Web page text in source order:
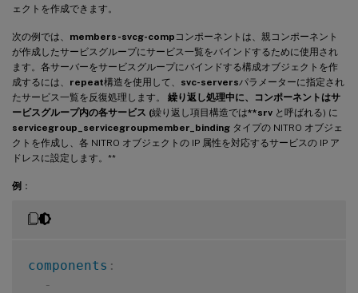
ェクトを作成できます。
次の例では、 members-svcg-comp コンポーネントは、親コンポーネント
が作成したサービスグループにサービス一覧をバインドするために使用され
ます。各サーバーをサービスグループにバインドする構成オブジェクトを作
成するには、 repeat構造を使用して、 svc-serversパラメーターに指定され
たサービス一覧を反復処理します。 繰り返し処理中に、コンポーネントはサ
ービスグループ内の各サービス (繰り返し項目構造では**srv と呼ばれる) に
servicegroup_servicegroupmember_binding タイプの NITRO オブジェ
クトを作成し、各 NITRO オブジェクトの IP 属性を対応するサービスの IP ア
ドレスに設定します。**
例 ：
components :
-